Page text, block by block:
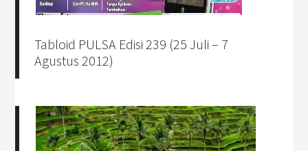
Tabloid PULSA Edisi 239 (25 Juli – 7
Agustus 2012)